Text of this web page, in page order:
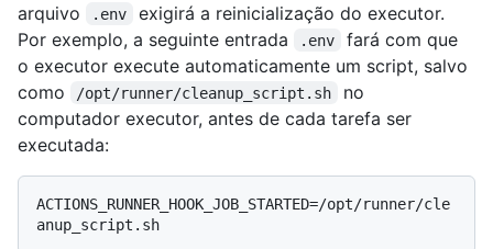
arquivo
.env
exigirá a reinicialização do executor.
Por exemplo, a seguinte entrada
.env
fará com que
o executor execute automaticamente um script, salvo
como
/opt/runner/cleanup_script.sh
no
computador executor, antes de cada tarefa ser
executada:
ACTIONS_RUNNER_HOOK_JOB_STARTED=/opt/runner/cle